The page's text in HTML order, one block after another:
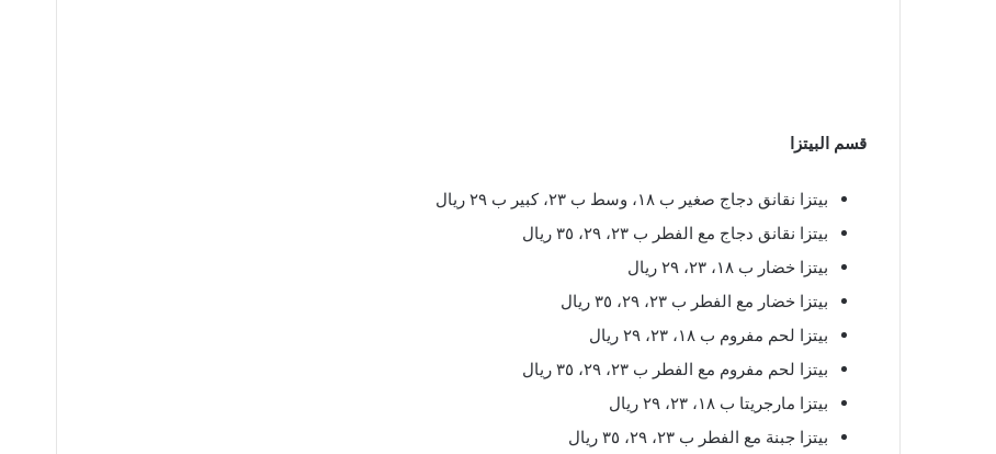
قسم البيتزا
بيتزا نقانق دجاج صغير ب ١٨، وسط ب ٢٣، كبير ب ٢٩ ريال
بيتزا نقانق دجاج مع الفطر ب ٢٣، ٢٩، ٣٥ ريال
بيتزا خضار ب ١٨، ٢٣، ٢٩ ريال
بيتزا خضار مع الفطر ب ٢٣، ٢٩، ٣٥ ريال
بيتزا لحم مفروم ب ١٨، ٢٣، ٢٩ ريال
بيتزا لحم مفروم مع الفطر ب ٢٣، ٢٩، ٣٥ ريال
بيتزا مارجريتا ب ١٨، ٢٣، ٢٩ ريال
بيتزا جبنة مع الفطر ب ٢٣، ٢٩، ٣٥ ريال